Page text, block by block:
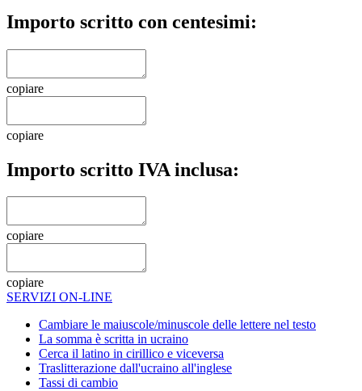
Importo scritto con centesimi:
copiare
copiare
Importo scritto IVA inclusa:
copiare
copiare
SERVIZI ON-LINE
Cambiare le maiuscole/minuscole delle lettere nel testo
La somma è scritta in ucraino
Cerca il latino in cirillico e viceversa
Traslitterazione dall'ucraino all'inglese
Tassi di cambio